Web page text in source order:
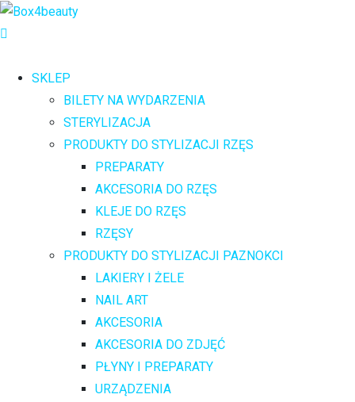
SKLEP
BILETY NA WYDARZENIA
STERYLIZACJA
PRODUKTY DO STYLIZACJI RZĘS
PREPARATY
AKCESORIA DO RZĘS
KLEJE DO RZĘS
RZĘSY
PRODUKTY DO STYLIZACJI PAZNOKCI
LAKIERY I ŻELE
NAIL ART
AKCESORIA
AKCESORIA DO ZDJĘĆ
PŁYNY I PREPARATY
URZĄDZENIA